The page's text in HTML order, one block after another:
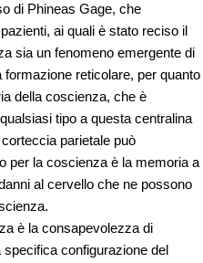
di Phineas Gage, che
ai quali è stato reciso il
sia un fenomeno emergente di
reticolare, per quanto
della coscienza, che è
tipo a questa centralina
parietale può
per la coscienza è la memoria a
al cervello che ne possono
è la consapevolezza di
specifica configurazione del